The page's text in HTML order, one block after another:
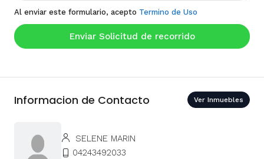
Al enviar este formulario, acepto Termino de Uso
Enviar Solicitud de recorrido
Informacion de Contacto Ver Inmuebles
SELENE MARIN
04243492033